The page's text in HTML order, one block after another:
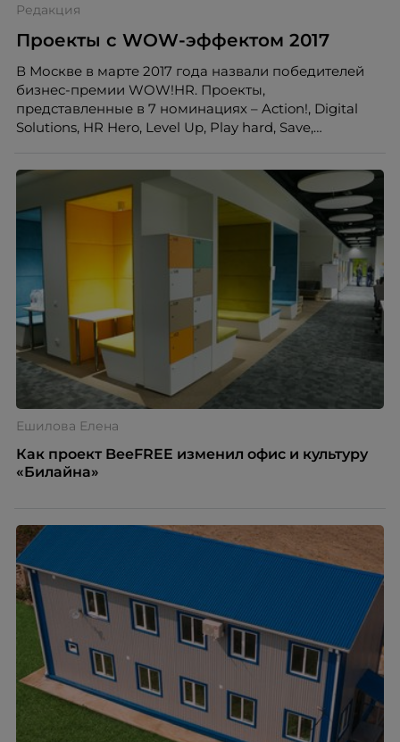
Редакция
Проекты с WOW-эффектом 2017
В Москве в марте 2017 года назвали победителей
бизнес-премии WOW!HR. Проекты,
представленные в 7 номинациях – Action!, Digital
Solutions, HR Hero, Level Up, Play hard, Save,
потрясающими бизнес-результатами. Портал HR-
tv.ru представляет краткую версию описаний
проектов, с которыми необходимо ознакомиться
Ешилова Елена
Как проект BeeFREE изменил офис и культуру
«Билайна»